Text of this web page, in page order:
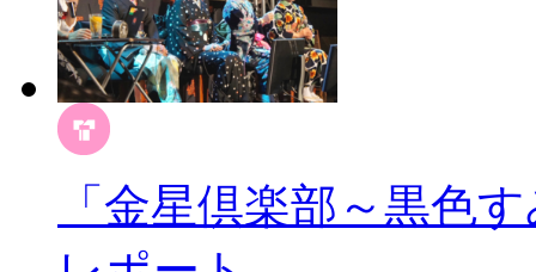
「金星倶楽部～黒色